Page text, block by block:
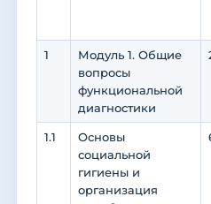
1
Модуль 1. Общие
вопросы
функциональной
диагностики
1.1
Основы
социальной
гигиены и
организация